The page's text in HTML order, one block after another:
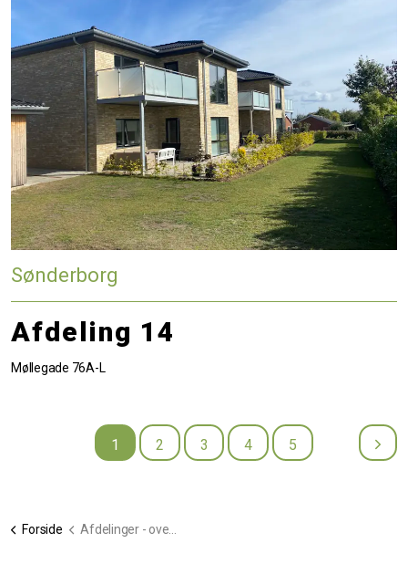
Sønderborg
Afdeling 14
Møllegade 76A-L
1 2 3 4 5
Forside Afdelinger - oversigt